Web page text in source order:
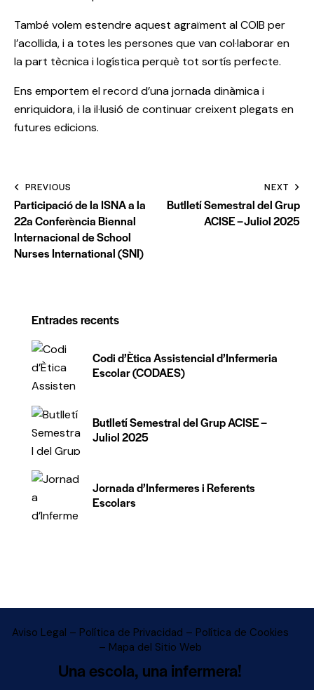
També volem estendre aquest agraïment al COIB per
l’acollida, i a totes les persones que van col·laborar en
la part tècnica i logística perquè tot sortís perfecte.
Ens emportem el record d’una jornada dinàmica i
enriquidora, i la il·lusió de continuar creixent plegats en
futures edicions.
PREVIOUS
Participació de la ISNA a la
22a Conferència Biennal
Internacional de School
Nurses International (SNI)
NEXT
Butlletí Semestral del Grup
ACISE – Juliol 2025
Entrades recents
Codi d’Ètica Assistencial d’Infermeria
Escolar (CODAES)
Butlletí Semestral del Grup ACISE –
Juliol 2025
Jornada d’Infermeres i Referents
Escolars
Aviso Legal – Política de Privacidad – Política de Cookies
– Mapa del Sitio Web
Una escola, una infermera!